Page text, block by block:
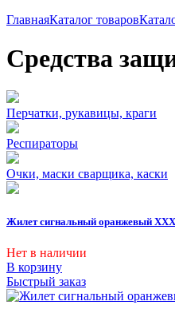
ГлавнаяКаталог товаров
Средства
Перчатки, рукавицы, краги
Респираторы
Очки, маски сварщика, каски
Жилет сигнальный оранжевый
Нет в наличии
В корзину
Быстрый заказ